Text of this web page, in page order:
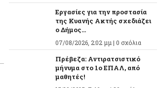
Εργασίες για την προστασία
της Κυανής Ακτής σχεδιάζει
ο Δήμος...
07/08/2026, 2:02 μμ | 0 σχόλια
Πρέβεζα: Αντιρατσιστικό
μήνυμα στο 1ο ΕΠΑΛ, από
μαθητές!